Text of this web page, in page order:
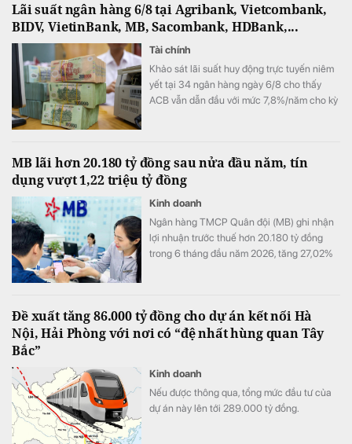
Lãi suất ngân hàng 6/8 tại Agribank, Vietcombank,
BIDV, VietinBank, MB, Sacombank, HDBank,...
Tài chính
Khảo sát lãi suất huy động trực tuyến niêm
yết tại 34 ngân hàng ngày 6/8 cho thấy
ACB vẫn dẫn đầu với mức 7,8%/năm cho kỳ
MB lãi hơn 20.180 tỷ đồng sau nửa đầu năm, tín
dụng vượt 1,22 triệu tỷ đồng
Kinh doanh
Ngân hàng TMCP Quân đội (MB) ghi nhận
lợi nhuận trước thuế hơn 20.180 tỷ đồng
trong 6 tháng đầu năm 2026, tăng 27,02%
1,74 triệu tỷ đồng.
Đề xuất tăng 86.000 tỷ đồng cho dự án kết nối Hà
Nội, Hải Phòng với nơi có “đệ nhất hùng quan Tây
Bắc”
Kinh doanh
Nếu được thông qua, tổng mức đầu tư của
dự án này lên tới 289.000 tỷ đồng.